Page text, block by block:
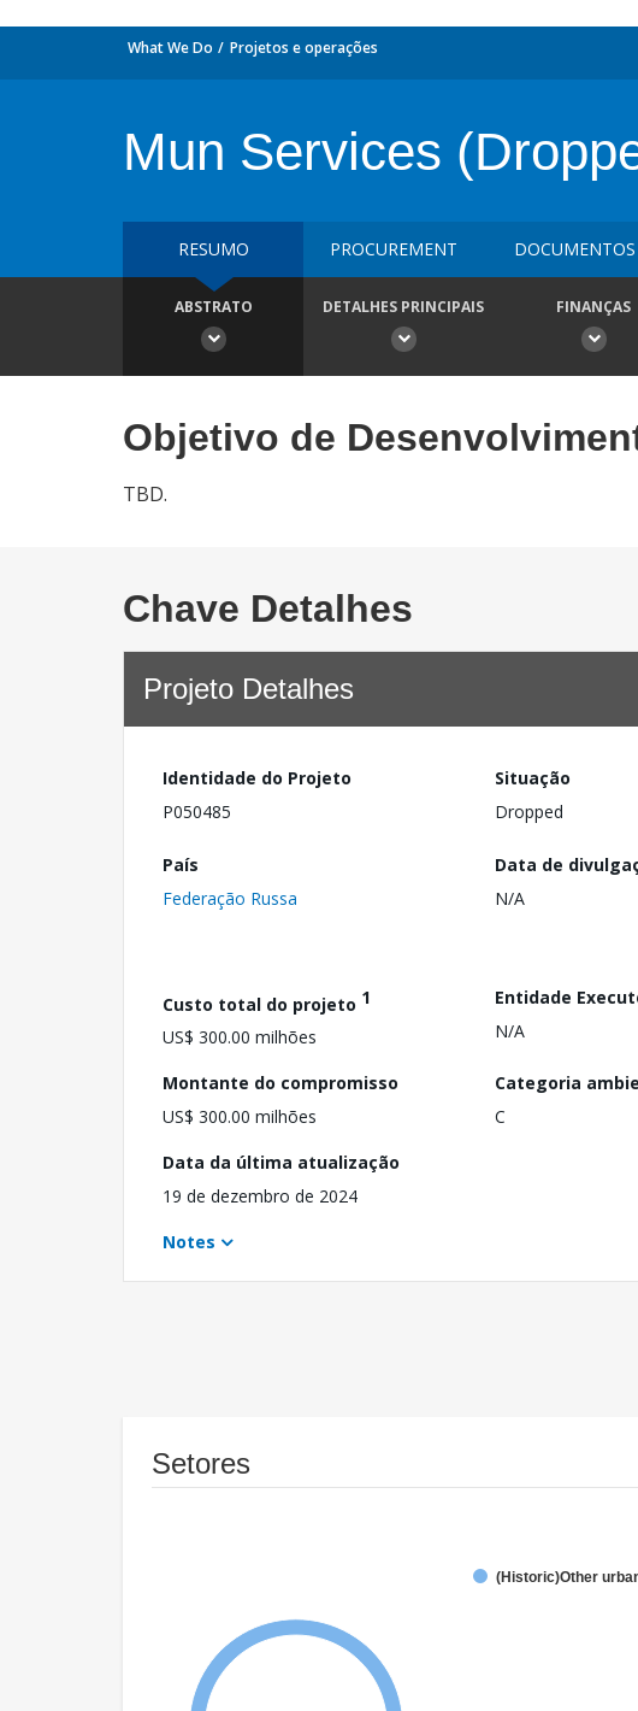
What We Do Projetos e operações
Mun Services
RESUMO PROCUREMENT DOCUMENTOS
ABSTRATO DETALHES PRINCIPAIS FINANÇAS
Objetivo de
TBD.
Chave Detalhes
Projeto Detalhes
Identidade do Projeto
P050485
Situação
Dropped
País
Federação Russa
Data de
N/A
Custo total do projeto 1
US$ 300.00 milhões
Entidade
N/A
Montante do compromisso
US$ 300.00 milhões
Categoria
C
Data da última atualização
19 de dezembro de 2024
Notes
Setores
(Historic)Other